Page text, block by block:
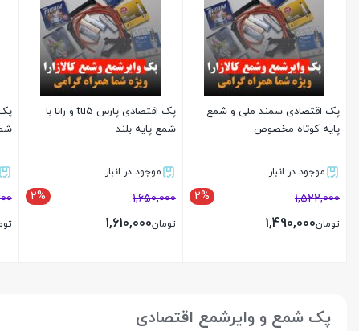
پک اقتصادی سمند ملی و شمع
پایه کوتاه مخصوص
موجود در انبار
2% 1,522,000
تومان1,490,000
پک اقتصادی پارس tu5 و رانا با
شمع پایه بلند
موجود در انبار
2% 1,650,000
تومان1,610,000
پک شمع و وایرشمع اقتصادی